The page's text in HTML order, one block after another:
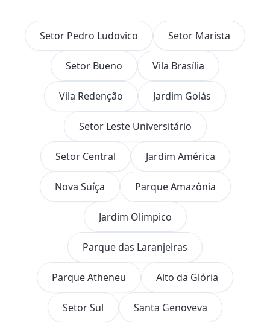
Setor Pedro Ludovico Setor Marista
Setor Bueno Vila Brasília
Vila Redenção Jardim Goiás
Setor Leste Universitário
Setor Central Jardim América
Nova Suíça Parque Amazônia
Jardim Olímpico
Parque das Laranjeiras
Parque Atheneu Alto da Glória
Setor Sul Santa Genoveva